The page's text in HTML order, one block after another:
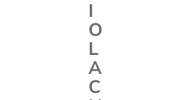
I
O
L
A
C